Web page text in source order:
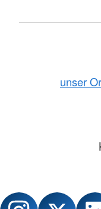
unser